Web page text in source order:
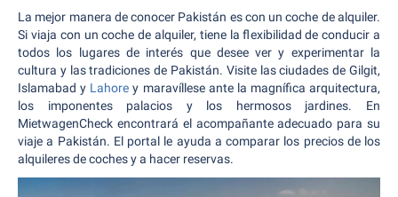
La mejor manera de conocer Pakistán es con un coche de alquiler.
Si viaja con un coche de alquiler, tiene la flexibilidad de conducir a
todos los lugares de interés que desee ver y experimentar la
cultura y las tradiciones de Pakistán. Visite las ciudades de Gilgit,
Islamabad y Lahore y maravíllese ante la magnífica arquitectura,
los imponentes palacios y los hermosos jardines. En
MietwagenCheck encontrará el acompañante adecuado para su
viaje a Pakistán. El portal le ayuda a comparar los precios de los
alquileres de coches y a hacer reservas.